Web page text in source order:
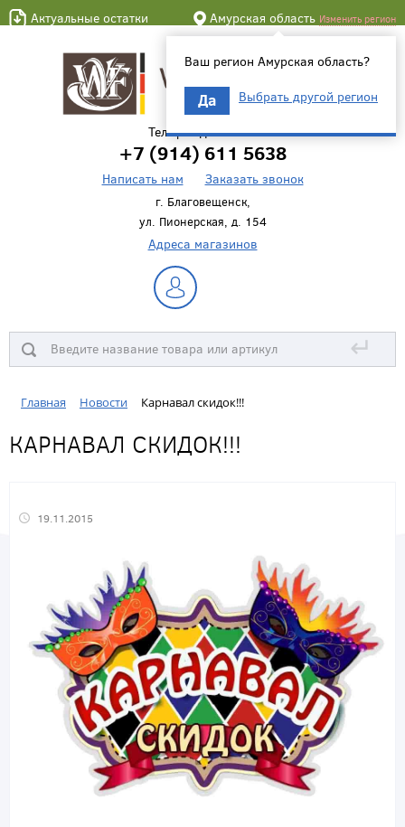
Актуальные остатки Амурская область Изменить регион
Ваш регион Амурская область?
Да Выбрать другой регион
Телефон для связи
+7 (914) 611 5638
Написать нам Заказать звонок
г. Благовещенск,
ул. Пионерская, д. 154
Адреса магазинов
↵
Главная Новости Карнавал скидок!!!
КАРНАВАЛ СКИДОК!!!
19.11.2015